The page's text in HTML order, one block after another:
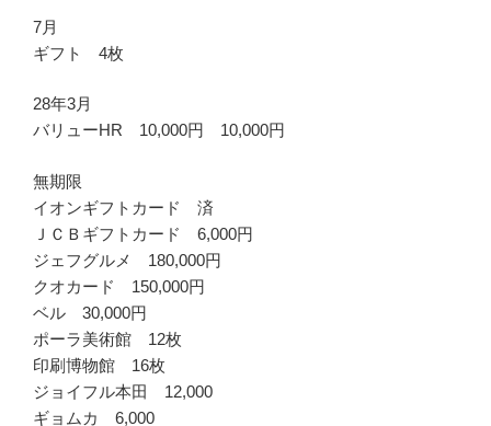
7月
ギフト 4枚
28年3月
バリューHR 10,000円 10,000円
無期限
イオンギフトカード 済
ＪＣＢギフトカード 6,000円
ジェフグルメ 180,000円
クオカード 150,000円
ベル 30,000円
ポーラ美術館 12枚
印刷博物館 16枚
ジョイフル本田 12,000
ギョムカ 6,000